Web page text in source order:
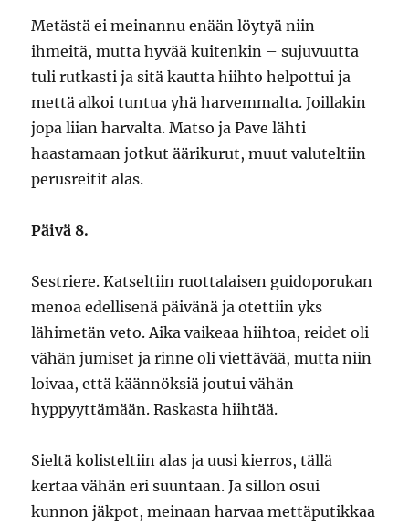
Metästä ei meinannu enään löytyä niin
ihmeitä, mutta hyvää kuitenkin – sujuvuutta
tuli rutkasti ja sitä kautta hiihto helpottui ja
mettä alkoi tuntua yhä harvemmalta. Joillakin
jopa liian harvalta. Matso ja Pave lähti
haastamaan jotkut äärikurut, muut valuteltiin
perusreitit alas.
Päivä 8.
Sestriere. Katseltiin ruottalaisen guidoporukan
menoa edellisenä päivänä ja otettiin yks
lähimetän veto. Aika vaikeaa hiihtoa, reidet oli
vähän jumiset ja rinne oli viettävää, mutta niin
loivaa, että käännöksiä joutui vähän
hyppyyttämään. Raskasta hiihtää.
Sieltä kolisteltiin alas ja uusi kierros, tällä
kertaa vähän eri suuntaan. Ja sillon osui
kunnon jäkpot, meinaan harvaa mettäputikkaa